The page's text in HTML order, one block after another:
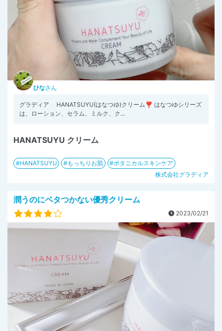
ひなさん
グラディア HANATSUYU(はなつゆ)クリーム❣️ はなつゆシリーズ
は、ローション、セラム、ミルク、ク...
HANATSUYU クリーム
HANATSUYU もっちりお肌
ボタニカルスキンケア
株式会社グラディア
潤うのにベタつかない優秀クリーム
2023/02/21